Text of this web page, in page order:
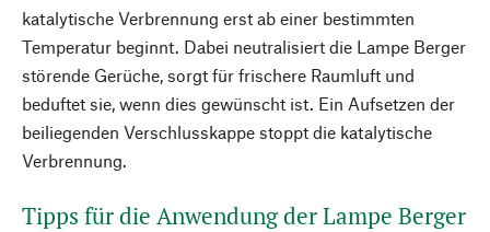
katalytische Verbrennung erst ab einer bestimmten
Temperatur beginnt. Dabei neutralisiert die Lampe Berger
störende Gerüche, sorgt für frischere Raumluft und
beduftet sie, wenn dies gewünscht ist. Ein Aufsetzen der
beiliegenden Verschlusskappe stoppt die katalytische
Verbrennung.
Tipps für die Anwendung der Lampe Berger